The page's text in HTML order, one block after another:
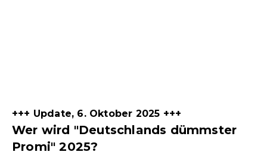
+++ Update, 6. Oktober 2025 +++
Wer wird "Deutschlands dümmster
Promi" 2025?